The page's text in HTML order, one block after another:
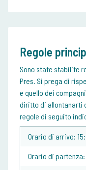
Regole
Sono state stabilite
Pres. Si prega di
e quello dei
diritto di allontanarti
regole di seguito
Orario di arrivo:
Orario di partenza: